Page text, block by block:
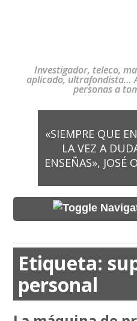
Investigador, teleco,
aplicado, ultrafondista…
personas a
«SIEMPRE QUE
LA VEZ A
ENSEÑAS», JOSÉ
Etiqueta:
personal